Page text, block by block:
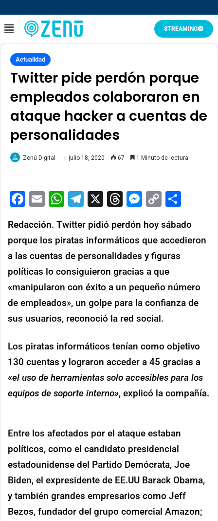
STREAMING
Actualidad
Twitter pide perdón porque
empleados colaboraron en
ataque hacker a cuentas de
personalidades
Zenú Digital julio 18, 2020 67 1 Minuto de lectura
Facebook
EmailWhatsApp
Telegram
X ThreadsCopy
Redacción. Twitter pidió perdón hoy sábado
porque los piratas informáticos que accedieron
a las cuentas de personalidades y figuras
políticas lo consiguieron gracias a que
«manipularon con éxito a un pequeño número
de empleados», un golpe para la confianza de
sus usuarios, reconoció la red social.
Los piratas informáticos tenían como objetivo
130 cuentas y lograron acceder a 45 gracias a
«el uso de herramientas solo accesibles para los
equipos de soporte interno», explicó la compañía.
Entre los afectados por el ataque estaban
políticos, como el candidato presidencial
estadounidense del Partido Demócrata, Joe
Biden, el expresidente de EE.UU Barack Obama,
y también grandes empresarios como Jeff
Bezos, fundador del grupo comercial Amazon;